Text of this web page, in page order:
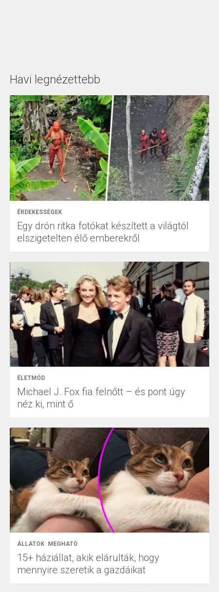
Havi legnézettebb
ÉRDEKESSÉGEK
Egy drón ritka fotókat készített a világtól
elszigetelten élő emberekről
ÉLETMÓD
Michael J. Fox fia felnőtt – és pont úgy
néz ki, mint ő
ÁLLATOK MEGHATÓ
15+ háziállat, akik elárulták, hogy
mennyire szeretik a gazdáikat